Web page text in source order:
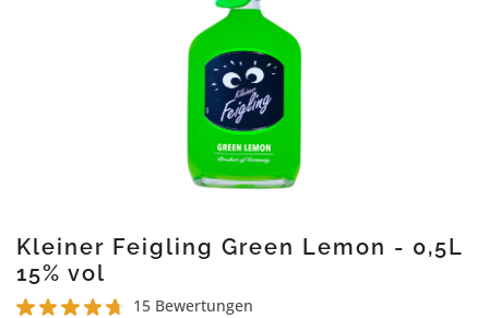
Kleiner Feigling Green Lemon - 0,5L
15% vol
15 Bewertungen